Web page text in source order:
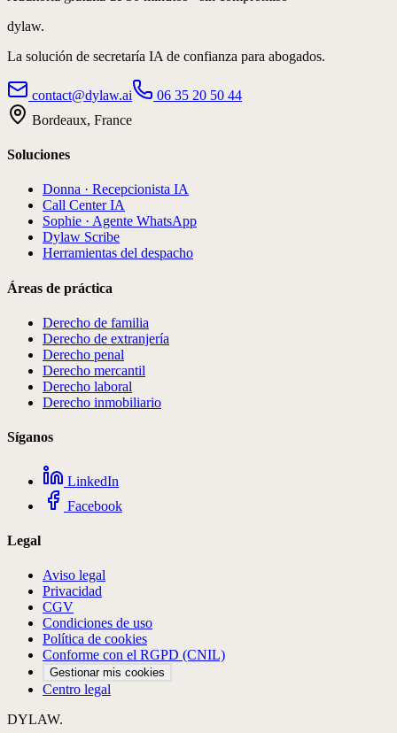
dylaw.
La solución de secretaría IA de confianza para abogados.
contact@dylaw.ai
06 35 20 50 44
Bordeaux, France
Soluciones
Donna · Recepcionista IA
Call Center IA
Sophie · Agente WhatsApp
Dylaw Scribe
Herramientas del despacho
Áreas de práctica
Derecho de familia
Derecho de extranjería
Derecho penal
Derecho mercantil
Derecho laboral
Derecho inmobiliario
Síganos
LinkedIn
Facebook
Legal
Aviso legal
Privacidad
CGV
Condiciones de uso
Política de cookies
Conforme con el RGPD (CNIL)
Gestionar mis cookies
Centro legal
DYLAW.